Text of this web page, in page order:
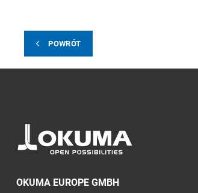
POWRÓT
OKUMA EUROPE GMBH